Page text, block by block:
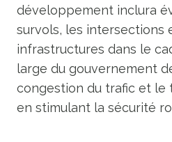
développement inclura
survols, les intersections
infrastructures dans le
large du gouvernement
congestion du trafic et
en stimulant la sécurité